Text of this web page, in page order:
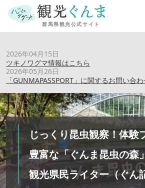
2026年04月15日
ツキノワグマ情報はこちら
2026年05月26日
「GUNMAPASSPORT」に関するお問い合
じっくり昆虫観察！体験プログラムも
森」 【ぐんま観光県民ライター（ぐ
じっくり昆虫観察！体験
豊富な「ぐんま昆虫の
観光県民ライター（ぐん